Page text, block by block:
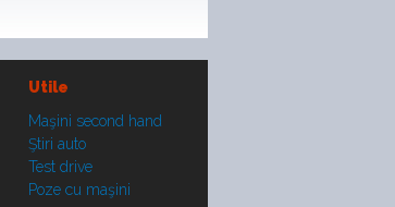
Utile
Maşini second hand
Ştiri auto
Test drive
Poze cu maşini